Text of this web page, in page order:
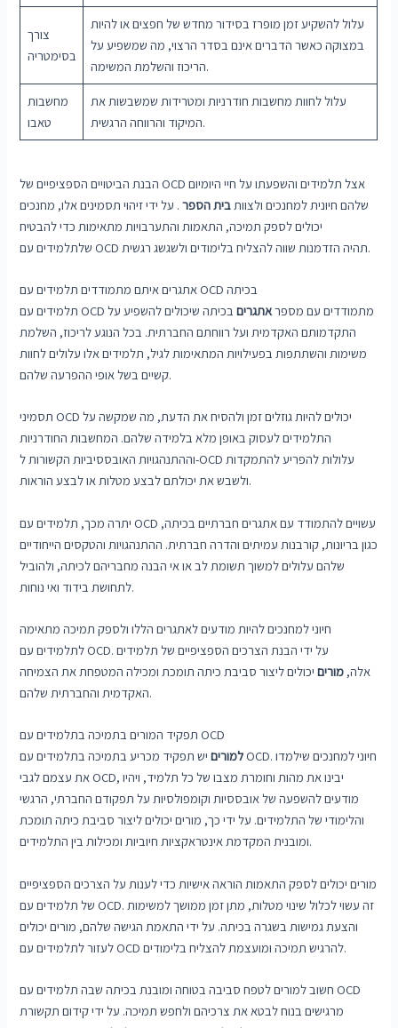
צורך
בסימטריה
עלול להשקיע זמן מופרז בסידור מחדש של חפצים או להיות
במצוקה כאשר הדברים אינם בסדר הרצוי, מה שמשפיע על
הריכוז והשלמת המשימה.
מחשבות
טאבו
עלול לחוות מחשבות חודרניות ומטרידות שמשבשות את
המיקוד והרווחה הרגשית.
הבנת הביטויים הספציפיים של OCD אצל תלמידים והשפעתו על חיי היומיום
שלהם חיונית למחנכים ולצוות בית הספר. על ידי זיהוי תסמינים אלו, מחנכים
יכולים לספק תמיכה, התאמות והתערבויות מתאימות כדי להבטיח
שלתלמידים עם OCD תהיה הזדמנות שווה להצליח בלימודים ולשגשג רגשית.
אתגרים איתם מתמודדים תלמידים עם OCD בכיתה
תלמידים עם OCD מתמודדים עם מספראתגריםבכיתה שיכולים להשפיע על
התקדמותם האקדמית ועל רווחתם החברתית. בכל הנוגע לריכוז, השלמת
משימות והשתתפות בפעילויות המתאימות לגיל, תלמידים אלו עלולים לחוות
קשיים בשל אופי ההפרעה שלהם.
תסמיני OCD יכולים להיות גוזלים זמן ולהסיח את הדעת, מה שמקשה על
התלמידים לעסוק באופן מלא בלמידה שלהם. המחשבות החודרניות
וההתנהגויות האובססיביות הקשורות ל-OCD עלולות להפריע להתמקדות
ולשבש את יכולתם לבצע מטלות או לבצע הוראות.
יתרה מכך, תלמידים עם OCD עשויים להתמודד עם אתגרים חברתיים בכיתה,
כגון בריונות, קורבנות עמיתים והדרה חברתית. ההתנהגויות והטקסים הייחודיים
שלהם עלולים למשוך תשומת לב או אי הבנה מחבריהם לכיתה, ולהוביל
לתחושת בידוד ואי נוחות.
חיוני למחנכים להיות מודעים לאתגרים הללו ולספק תמיכה מתאימה
לתלמידים עם OCD. על ידי הבנת הצרכים הספציפיים של תלמידים
אלה, מוריםיכולים ליצור סביבת כיתה תומכת ומכילה המטפחת את הצמיחה
האקדמית והחברתית שלהם.
תפקיד המורים בתמיכה בתלמידים עם OCD
למוריםיש תפקיד מכריע בתמיכה בתלמידים עם OCD. חיוני למחנכים שילמדו
את עצמם לגבי OCD, יבינו את מהות וחומרת מצבו של כל תלמיד, ויהיו
מודעים להשפעה של אובססיות וקומפולסיות על תפקודם החברתי, הרגשי
והלימודי של התלמידים. על ידי כך, מורים יכולים ליצור סביבת כיתה תומכת
ומובנית המקדמת אינטראקציות חיוביות ומכילות בין התלמידים.
מורים יכולים לספק התאמות הוראה אישיות כדי לענות על הצרכים הספציפיים
של תלמידים עם OCD. זה עשוי לכלול שינוי מטלות, מתן זמן ממושך למשימות
והצעת גמישות בשגרה בכיתה. על ידי התאמת הגישה שלהם, מורים יכולים
לעזור לתלמידים עם OCD להרגיש תמיכה ומועצמת להצליח בלימודים.
חשוב למורים לטפח סביבה בטוחה ומובנת בכיתה שבה תלמידים עם OCD
מרגישים בנוח לבטא את צרכיהם ולחפש תמיכה. על ידי קידום תקשורת